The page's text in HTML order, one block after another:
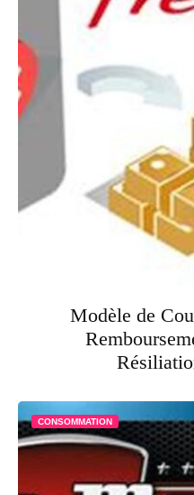
Modèle de
CONSOMMATION